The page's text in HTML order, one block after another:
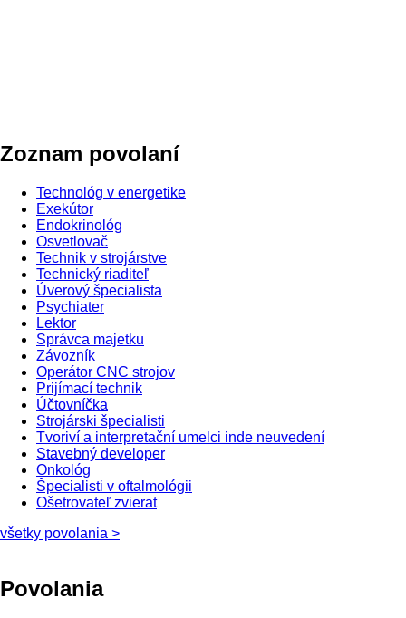
Zoznam povolaní
Technológ v energetike
Exekútor
Endokrinológ
Osvetlovač
Technik v strojárstve
Technický riaditeľ
Úverový špecialista
Psychiater
Lektor
Správca majetku
Závozník
Operátor CNC strojov
Prijímací technik
Účtovníčka
Strojárski špecialisti
Tvoriví a interpretační umelci inde neuvedení
Stavebný developer
Onkológ
Špecialisti v oftalmológii
Ošetrovateľ zvierat
všetky povolania >
Povolania